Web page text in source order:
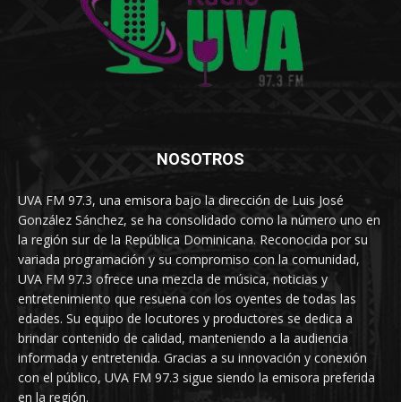
NOSOTROS
UVA FM 97.3, una emisora bajo la dirección de Luis José
González Sánchez, se ha consolidado como la número uno en
la región sur de la República Dominicana. Reconocida por su
variada programación y su compromiso con la comunidad,
UVA FM 97.3 ofrece una mezcla de música, noticias y
entretenimiento que resuena con los oyentes de todas las
edades. Su equipo de locutores y productores se dedica a
brindar contenido de calidad, manteniendo a la audiencia
informada y entretenida. Gracias a su innovación y conexión
con el público, UVA FM 97.3 sigue siendo la emisora preferida
en la región.